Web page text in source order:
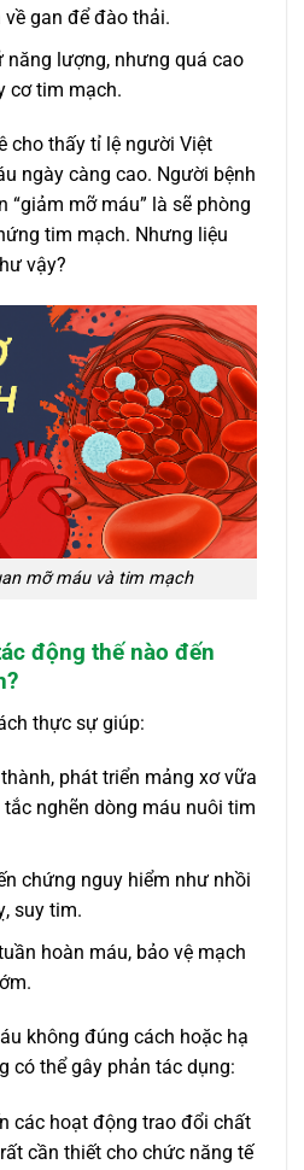
gan để đào thải.
năng lượng, nhưng quá cao
cơ tim mạch.
cho thấy tỉ lệ người Việt
ngày càng cao. Người bệnh
“giảm mỡ máu” là sẽ phòng
tim mạch. Nhưng liệu
vậy?
mỡ máu và tim mạch
động thế nào đến
thực sự giúp:
phát triển mảng xơ vữa
nghẽn dòng máu nuôi tim
chứng nguy hiểm như nhồi
suy tim.
hoàn máu, bảo vệ mạch
không đúng cách hoặc hạ
có thể gây phản tác dụng:
các hoạt động trao đổi chất
cần thiết cho chức năng tế